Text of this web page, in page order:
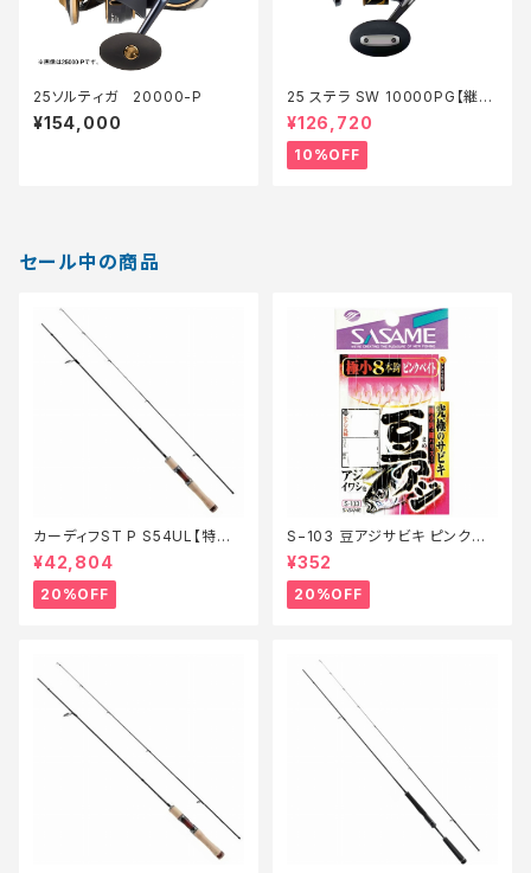
25ソルティガ 20000-P
¥154,000
25 ステラ SW 10000PG【継続
セール_リール】【10】
¥126,720
10%OFF
セール中の商品
カーディフST P S54UL【特価
ロッド】【20】
¥42,804
20%OFF
S−103 豆アジサビキ ピンクベ
イト 1【特価仕掛】【20】
¥352
20%OFF